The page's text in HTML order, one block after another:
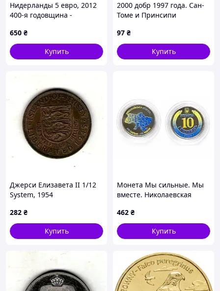
Нидерланды 5 евро, 2012
400-я годовщина -
Нидерландов и Турции
Медь с серебряным
покрытием No3952
650 ₴
Купить
2000 добр 1997 года. Сан-
Томе и Принсипи
97 ₴
Купить
Джерси Елизавета II 1/12
System, 1954
Елизавета II) Бронза, 9.4g,
ø 30.8mm No3989
282 ₴
Купить
Монета Мы сильные. Мы
вместе. Николаевская
Цветная
462 ₴
Купить